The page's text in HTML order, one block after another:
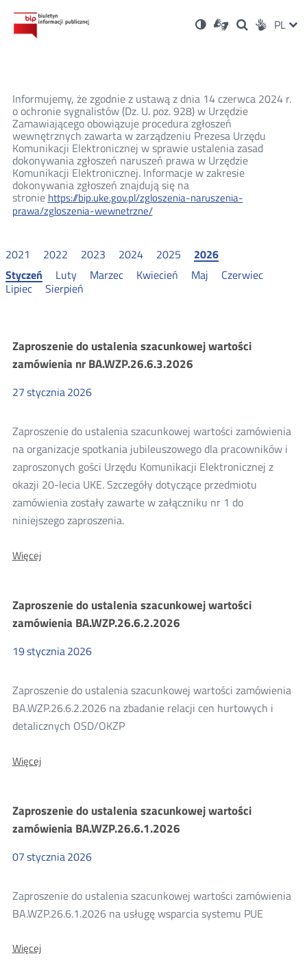
Ustawienia
Wersja
kontrastowa
Dla
niesłyszących
OtwórzOtwórz
w
Otwórz
w
Social PL
Informujemy, że zgodnie z ustawą z dnia 14 czerwca 2024 r.
o ochronie sygnalistów (Dz. U. poz. 928) w Urzędzie
Zamawiającego obowiązuje procedura zgłoszeń
wewnętrznych zawarta w zarządzeniu Prezesa Urzędu
Komunikacji Elektronicznej w sprawie ustalenia zasad
dokonywania zgłoszeń naruszeń prawa w Urzędzie
Komunikacji Elektronicznej. Informacje w zakresie
dokonywania zgłoszeń znajdują się na
stronie https://bip.uke.gov.pl/zgloszenia-naruszenia-
prawa/zgloszenia-wewnetrzne/
2021 2022 2023 2024 2025
2026
Styczeń
Luty Marzec Kwiecień Maj
Czerwiec
Lipiec
Sierpień
Szacowanie
wartości
2026
Zaproszenie do ustalenia szacunkowej wartości
zamówienia nr BA.WZP.26.6.3.2026
27stycznia2026
Zaproszenie do ustalenia szacunkowej wartości zamówienia
na organizacje spotkania jubileuszowego dla pracowników i
zaproszonych gości Urzędu Komunikacji Elektronicznej z
okazji 20-lecia UKE. Szczegóły dotyczące przedmiotu
zamówienia zostały zawarte w załączniku nr 1 do
niniejszego zaproszenia.
WięcejO:
szacunkowej
wartości
zamówienia
BA.WZP.26.6.3.2026
Zaproszenie do ustalenia szacunkowej wartości
zamówienia BA.WZP.26.6.2.2026
19stycznia2026
Zaproszenie do ustalenia szacunkowej wartości zamówienia
BA.WZP.26.6.2.2026 na zbadanie relacji cen hurtowych i
detalicznych OSD/OKZP
WięcejO:
szacunkowej
wartości
zamówienia
Zaproszenie do ustalenia szacunkowej wartości
zamówienia BA.WZP.26.6.1.2026
07stycznia2026
Zaproszenie do ustalenia szacunkowej wartości zamówienia
BA.WZP.26.6.1.2026 na usługę wsparcia systemu PUE
WięcejO: